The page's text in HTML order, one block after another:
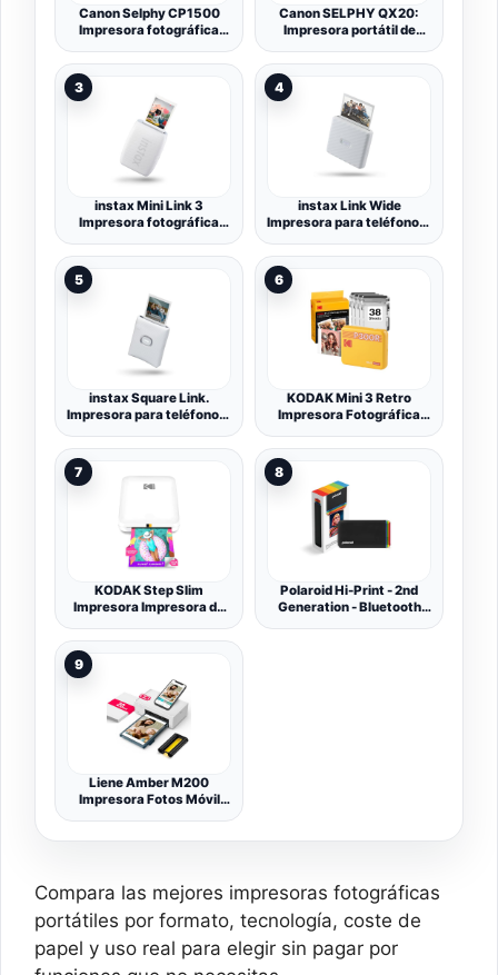
Canon Selphy CP1500
Impresora fotográfica
inalámbrica, sublimación
térmica, 300 x 300 PPP,
Ranura para Tarjeta de
Memoria de Impresora,
aplicación Selphy Photo
Layout) Blanca
Canon SELPHY QX20:
Impresora portátil de
sublimación de Tinta, 2
tamaños con Dorso
Autoadhesivo, Carga
USB-C. Blanco (Sin
Tinta/Papel).
3
instax Mini Link 3
Impresora fotográfica
Blanco Arcilla
4
instax Link Wide
Impresora para teléfonos,
5
instax Square Link.
Impresora para teléfonos,
6
KODAK Mini 3 Retro
Impresora Fotográfica
Amarilla
7
KODAK Step Slim
Impresora Impresora de
Smartphone móvil
inalámbrica a Color,
portátil y Elegante;
Imprime Fotos Zink de
2x3 (5,1x7,5 cm), Blanco
8
Polaroid Hi-Print - 2nd
Generation - Bluetooth
9
Liene Amber M200
Impresora Fotos Móvil
Sublimación Térmica
300DPI para
iOS/Android/PC
Compara las mejores impresoras fotográficas
portátiles por formato, tecnología, coste de
papel y uso real para elegir sin pagar por